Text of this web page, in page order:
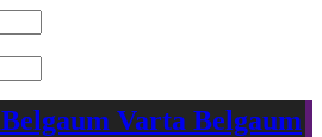
Belgaum Varta Belgaum